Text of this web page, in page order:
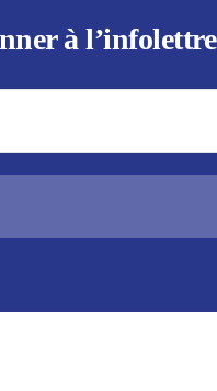
à l’infolettre